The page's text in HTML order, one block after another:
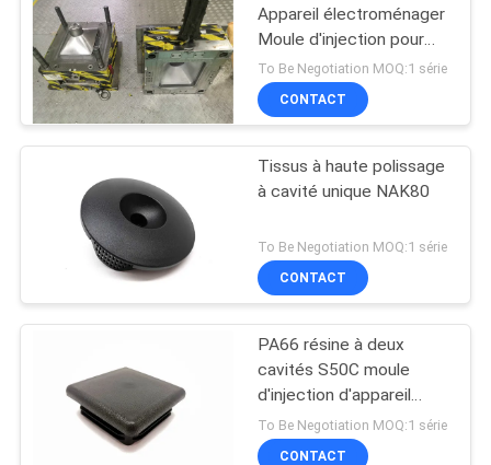
NOUVELLES
DEMANDEZ
UNE
CITATION
SITE
PRIVACY
POLICY
Moule à injection
surmues
12
Moulage par
injection médical
19
Appareil électroménager
Moule d'injection pour
coquille de pot
To Be Negotiation MOQ:1 série
CONTACT
Tissus à haute polissage
à cavité unique NAK80
To Be Negotiation MOQ:1 série
CONTACT
PA66 résine à deux
cavités S50C moule
d'injection d'appareil
électroménager
To Be Negotiation MOQ:1 série
CONTACT